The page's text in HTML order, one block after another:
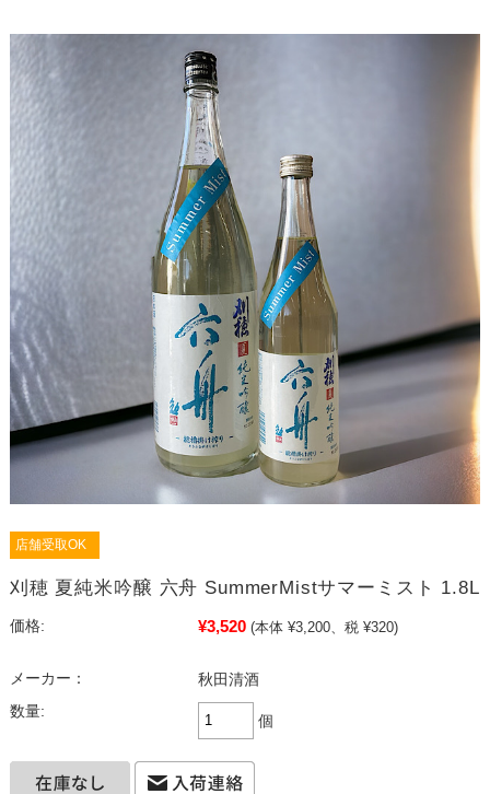
店舗受取OK
刈穂 夏純米吟醸 六舟 SummerMistサマーミスト 1.8L
価格: ¥3,520 (本体 ¥3,200、税 ¥320)
メーカー：
秋田清酒
数量:
個